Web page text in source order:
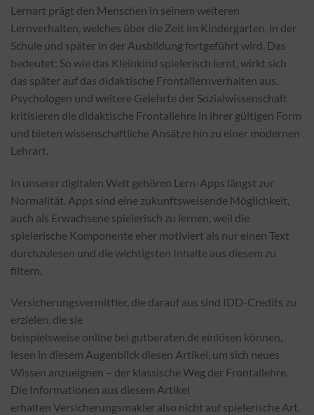
Lernart prägt den Menschen in seinem weiteren
Lernverhalten, welches über die Zeit im Kindergarten, in der
Schule und später in der Ausbildung fortgeführt wird. Das
bedeutet: So wie das Kleinkind spielerisch lernt, wirkt sich
das später auf das didaktische Frontallernverhalten aus.
Psychologen und weitere Gelehrte der Sozialwissenschaft
kritisieren die didaktische Frontallehre in ihrer gültigen Form
und bieten wissenschaftliche Ansätze hin zu einer modernen
Lehrart.
In unserer digitalen Welt gehören Lern-Apps längst zur
Normalität. Apps sind eine zukunftsweisende Möglichkeit,
auch als Erwachsene spielerisch zu lernen, weil die
spielerische Komponente eher motiviert als nur einen Text
durchzulesen und die wichtigsten Inhalte aus diesem zu
filtern.
Versicherungsvermittler, die darauf aus sind IDD-Credits zu
erzielen, die sie
beispielsweise online bei gutberaten.de einlösen können,
lesen in diesem Augenblick diesen Artikel, um sich neues
Wissen anzueignen – der klassische Weg der Frontallehre.
Die Informationen aus diesem Artikel
erhalten Versicherungsmakler also nicht auf spielerische Art,